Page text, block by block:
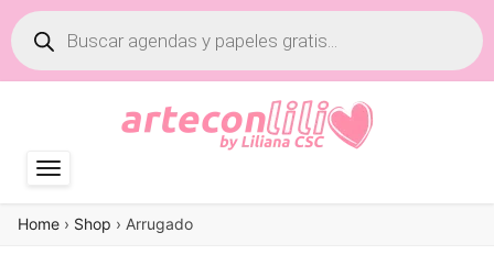
Búsqueda
de
productos
Home › Shop › Arrugado